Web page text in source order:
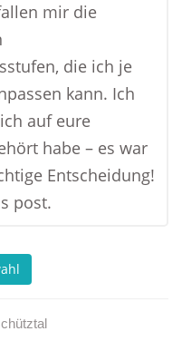
mir die
die ich je
kann. Ich
auf eure
habe – es war
Entscheidung!
post.